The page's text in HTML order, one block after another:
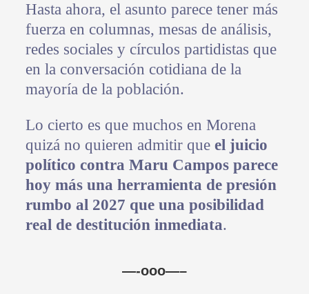
Hasta ahora, el asunto parece tener más
fuerza en columnas, mesas de análisis,
redes sociales y círculos partidistas que
en la conversación cotidiana de la
mayoría de la población.
Lo cierto es que muchos en Morena
quizá no quieren admitir que el juicio
político contra Maru Campos parece
hoy más una herramienta de presión
rumbo al 2027 que una posibilidad
real de destitución inmediata.
—-ooo—–